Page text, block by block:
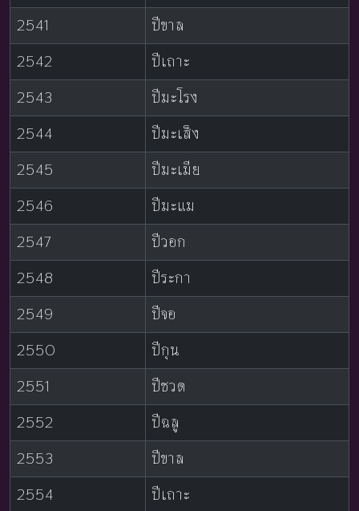
2541
ปีขาล
2542
ปีเถาะ
2543
ปีมะโรง
2544
ปีมะเส็ง
2545
ปีมะเมีย
2546
ปีมะแม
2547
ปีวอก
2548
ปีระกา
2549
ปีจอ
2550
ปีกุน
2551
ปีชวด
2552
ปีฉลู
2553
ปีขาล
2554
ปีเถาะ